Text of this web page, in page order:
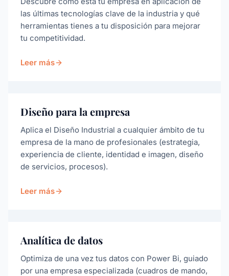
las últimas tecnologías clave de la industria y qué
herramientas tienes a tu disposición para mejorar
tu competitividad.
Leer más
Diseño para la empresa
Aplica el Diseño Industrial a cualquier ámbito de tu
empresa de la mano de profesionales (estrategia,
experiencia de cliente, identidad e imagen, diseño
de servicios, procesos).
Leer más
Analítica de datos
Optimiza de una vez tus datos con Power Bi, guiado
por una empresa especializada (cuadros de mando,